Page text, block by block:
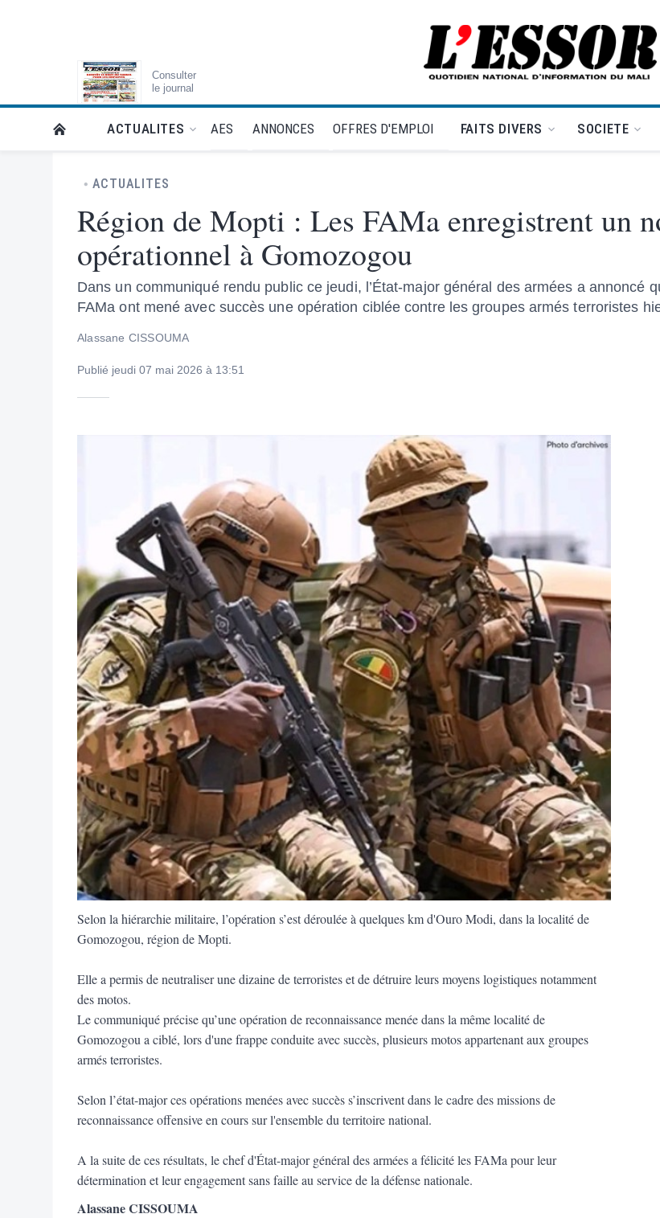
Consulter
le journal
L'Essor - retour à la
RETOUR À LA PAGE D’ACCUEIL DE L'ESSOR
ACTUALITES AES ANNONCES OFFRES D'EMPLOI FAITS DIVERS SOCIETE
ACTUALITES
Région de Mopti : Les FAMa enregistrent un
opérationnel à Gomozogou
Dans un communiqué rendu public ce jeudi, l’État-major général des armées a annoncé
FAMa ont mené avec succès une opération ciblée contre les groupes armés terroristes
Alassane CISSOUMA
Publié jeudi 07 mai 2026 à 13:51
Selon la hiérarchie militaire, l’opération s’est déroulée à quelques km d'Ouro Modi, dans la localité de
Gomozogou, région de Mopti.
Elle a permis de neutraliser une dizaine de terroristes et de détruire leurs moyens logistiques notamment
des motos.
Le communiqué précise qu’une opération de reconnaissance menée dans la même localité de
Gomozogou a ciblé, lors d'une frappe conduite avec succès, plusieurs motos appartenant aux groupes
armés terroristes.
Selon l’état-major ces opérations menées avec succès s’inscrivent dans le cadre des missions de
reconnaissance offensive en cours sur l'ensemble du territoire national.
A la suite de ces résultats, le chef d'État-major général des armées a félicité les FAMa pour leur
détermination et leur engagement sans faille au service de la défense nationale.
Alassane CISSOUMA